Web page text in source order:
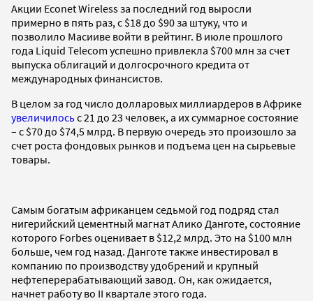
Акции Econet Wireless за последний год выросли
примерно в пять раз, с $18 до $90 за штуку, что и
позволило Масииве войти в рейтинг. В июле прошлого
года Liquid Telecom успешно привлекла $700 млн за счет
выпуска облигаций и долгосрочного кредита от
международных финансистов.
В целом за год число долларовых миллиардеров в Африке
увеличилосьс 21 до 23 человек, а их суммарное состояние
– с $70 до $74,5 млрд. В первую очередь это произошло за
счет роста фондовых рынков и подъема цен на сырьевые
товары.
Самым богатым африканцем седьмой год подряд стал
нигерийский цементный магнат Алико Данготе, состояние
которого Forbes оценивает в $12,2 млрд. Это на $100 млн
больше, чем год назад. Данготе также инвестировал в
компанию по производству удобрений и крупный
нефтеперерабатывающий завод. Он, как ожидается,
начнет работу во II квартале этого года.